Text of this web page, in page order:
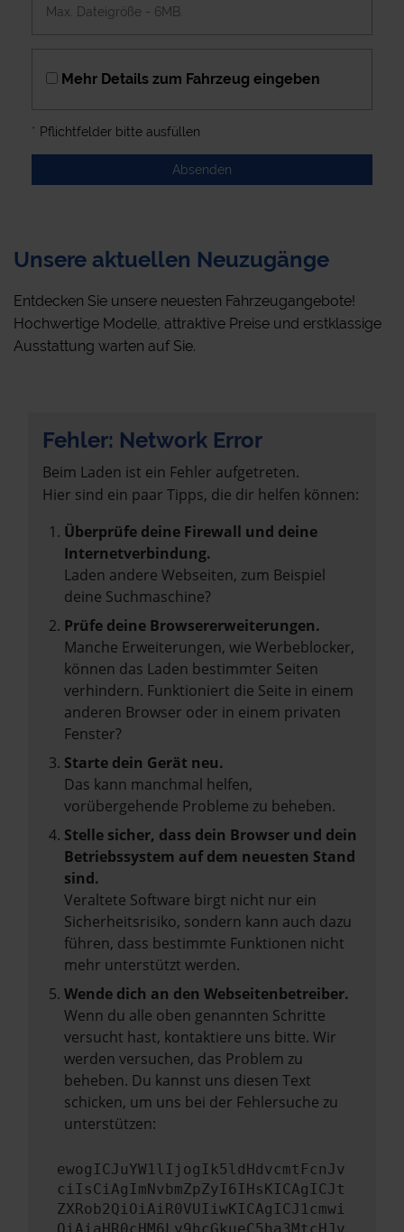
Max. Dateigröße - 6MB.
Mehr Details zum Fahrzeug eingeben
* Pflichtfelder bitte ausfüllen
Absenden
Unsere aktuellen Neuzugänge
Entdecken Sie unsere neuesten Fahrzeugangebote!
Hochwertige Modelle, attraktive Preise und erstklassige
Ausstattung warten auf Sie.
Fehler: Network Error
Beim Laden ist ein Fehler aufgetreten.
Hier sind ein paar Tipps, die dir helfen können:
Überprüfe deine Firewall und deine
Internetverbindung.
Laden andere Webseiten, zum Beispiel
deine Suchmaschine?
Prüfe deine Browsererweiterungen.
Manche Erweiterungen, wie Werbeblocker,
können das Laden bestimmter Seiten
verhindern. Funktioniert die Seite in einem
anderen Browser oder in einem privaten
Fenster?
Starte dein Gerät neu.
Das kann manchmal helfen,
vorübergehende Probleme zu beheben.
Stelle sicher, dass dein Browser und dein
Betriebssystem auf dem neuesten Stand
sind.
Veraltete Software birgt nicht nur ein
Sicherheitsrisiko, sondern kann auch dazu
führen, dass bestimmte Funktionen nicht
mehr unterstützt werden.
Wende dich an den Webseitenbetreiber.
Wenn du alle oben genannten Schritte
versucht hast, kontaktiere uns bitte. Wir
werden versuchen, das Problem zu
beheben. Du kannst uns diesen Text
schicken, um uns bei der Fehlersuche zu
unterstützen:
ewogICJuYW1lIjogIk5ldHdvcmtFcnJv
ciIsCiAgImNvbmZpZyI6IHsKICAgICJt
ZXRob2QiOiAiR0VUIiwKICAgICJ1cmwi